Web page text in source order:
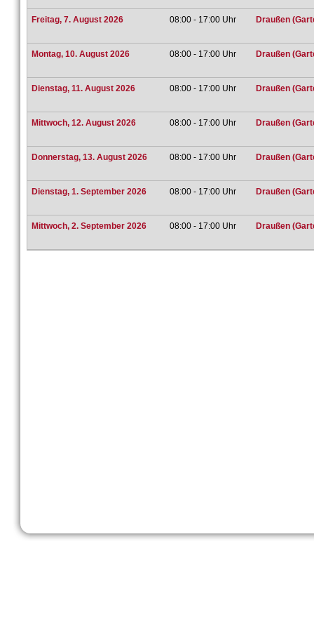
Freitag, 7. August 2026 08:00 - 17:00 Uhr Draußen
Montag, 10. August 2026 08:00 - 17:00 Uhr Draußen
Dienstag, 11. August 2026 08:00 - 17:00 Uhr Draußen
Mittwoch, 12. August 2026 08:00 - 17:00 Uhr Draußen
Donnerstag, 13. August 2026 08:00 - 17:00 Uhr Draußen
Dienstag, 1. September 2026 08:00 - 17:00 Uhr Draußen
Mittwoch, 2. September 2026 08:00 - 17:00 Uhr Draußen